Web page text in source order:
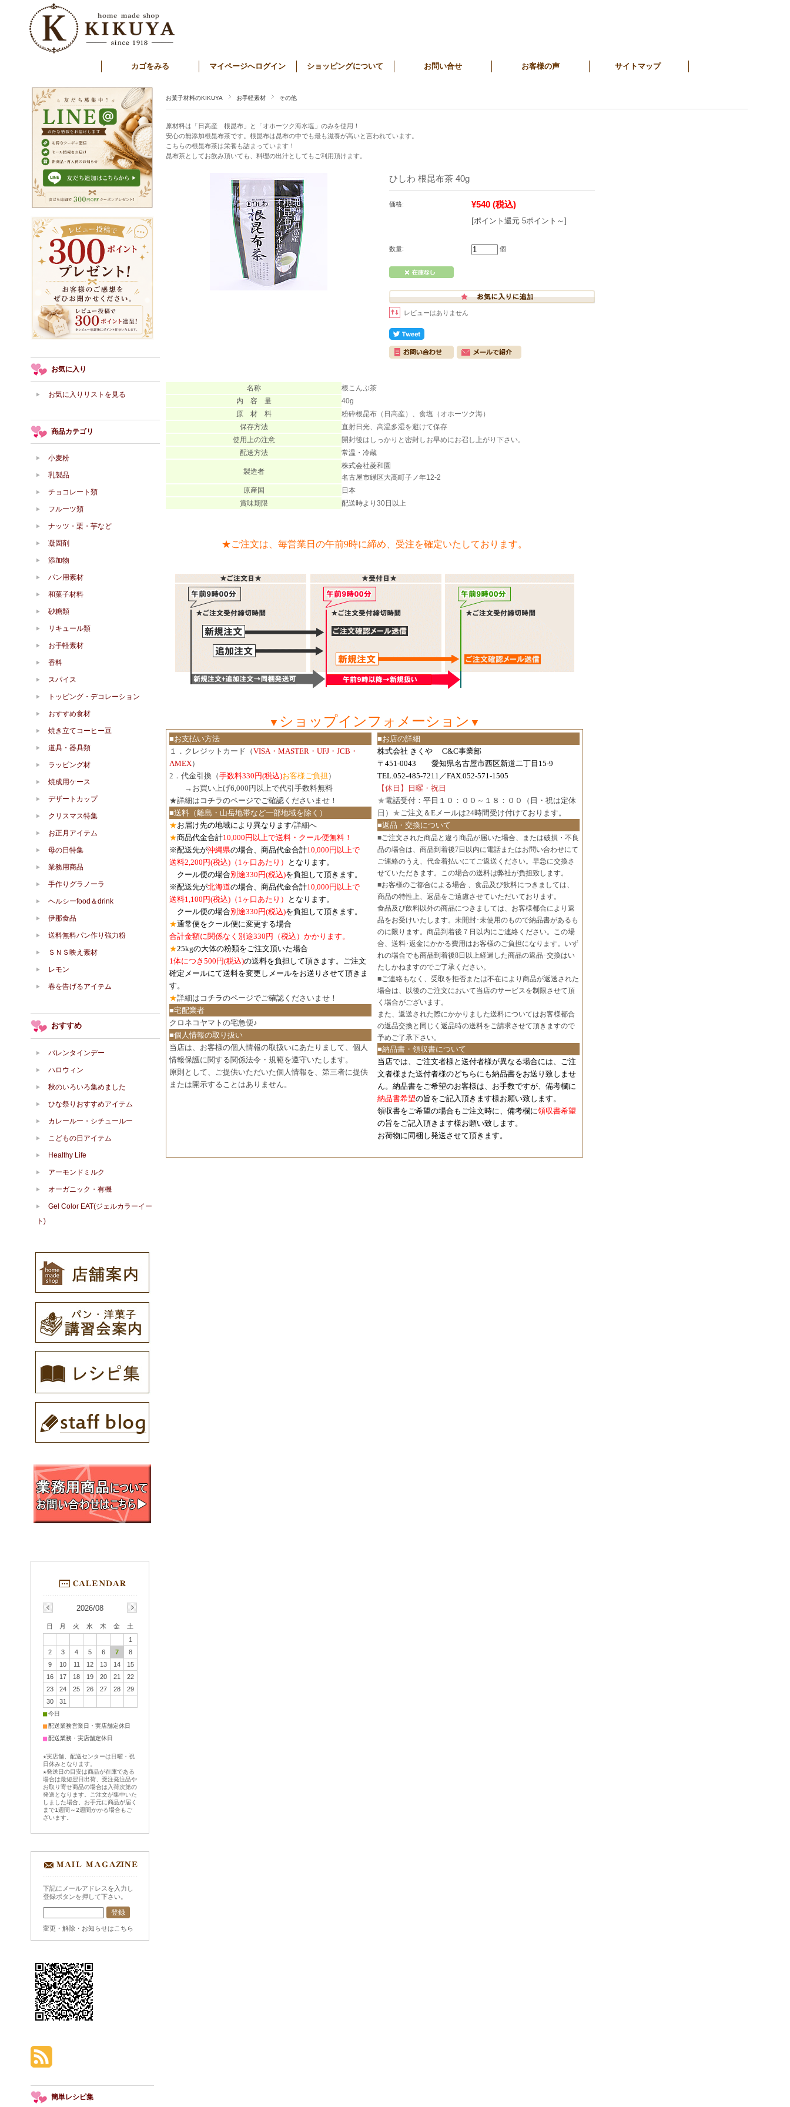
カゴをみる マイページへログイン ショッピングについて お問い合せ お客様の声 サイトマップ
お菓子材料のKIKUYA お手軽素材 その他
原材料は「日高産 根昆布」と「オホーツク海水塩」のみを使用！
安心の無添加根昆布茶です。根昆布は昆布の中でも最も滋養が高いと言われています。
こちらの根昆布茶は栄養も詰まっています！
昆布茶としてお飲み頂いても、料理の出汁としてもご利用頂けます。
ひしわ 根昆布茶 40g
価格: ¥540 (税込)
[ポイント還元 5ポイント～]
数量: 個
レビューはありません
名称
根こんぶ茶
内 容 量
40g
原 材 料
粉砕根昆布（日高産）、食塩（オホーツク海）
保存方法
直射日光、高温多湿を避けて保存
使用上の注意
開封後はしっかりと密封しお早めにお召し上がり下さい。
配送方法
常温・冷蔵
製造者
株式会社菱和園
名古屋市緑区大高町子ノ年12-2
原産国
日本
賞味期限
配送時より30日以上
★ご注文は、毎営業日の午前9時に締め、受注を確定いたしております。
▼ ショップインフォメーション ▼
■お支払い方法
１．クレジットカード（VISA・MASTER・UFJ・JCB・
AMEX）
2．代金引換（手数料330円(税込)お客様ご負担 ）
→お買い上げ6,000円以上で代引手数料無料
★詳細は コチラのページでご確認 くださいませ！
■送料（離島・山岳地帯など一部地域を除く）
★お届け先の地域により異なります/詳細へ
★商品代金合計10,000円以上で送料・クール便無料！
※配送先が沖縄県の場合、商品代金合計10,000円以上で
送料2,200円(税込)（1ヶ口あたり）
となります。
クール便の場合別途330円(税込)を負担して頂きます。
※配送先が北海道の場合、商品代金合計10,000円以上で
送料1,100円(税込) （1ヶ口あたり）
となります。
クール便の場合別途330円(税込)を負担して頂きます。
★通常便をクール便に変更する場合
合計金額に関係なく別途330円（税込）かかります。
★25kgの大体の粉類をご注文頂いた場合
1体につき500円(税込)の送料を負担して頂きます。ご注文
確定メールにて送料を変更しメールをお送りさせて頂きま
す。
★詳細は コチラのページでご確認 くださいませ！
■宅配業者
クロネコヤマトの宅急便♪
■個人情報の取り扱い
当店は、お客様の個人情報の取扱いにあたりまして、個人
情報保護に関する関係法令・規範を遵守いたします。
原則として、ご提供いただいた個人情報を、第三者に提供
または開示することはありません。
■お店の詳細
株式会社 きくや C&C事業部
〒451-0043 愛知県名古屋市西区新道二丁目15-9
TEL.052-485-7211／FAX.052-571-1505
【休日】日曜・祝日
★電話受付：平日１０：００～１８：００（日・祝は定休
日） ★ ご注文＆Eメールは24時間受け付けております。
■返品・交換について
■ ご注文された商品と違う商品が届いた場合、または破損・不良
品の場合は、商品到着後7日以内に電話またはお問い合わせにて
ご連絡のうえ、代金着払いにてご返送ください。早急に交換さ
せていただきます。この場合の送料は弊社が負担致します。
■お客様のご都合による場合 、食品及び飲料につきましては、
商品の特性上、返品をご遠慮させていただいております。
食品及び飲料以外の商品につきましては、お客様都合により返
品をお受けいたします。未開封･未使用のもので納品書があるも
のに限ります。商品到着後７日以内にご連絡ください。この場
合、送料･返金にかかる費用はお客様のご負担になります。いず
れの場合でも商品到着後8日以上経過した商品の返品･交換はい
たしかねますのでご了承ください。
■ ご連絡もなく、受取を拒否または不在により商品が返送された
場合は、以後のご注文において当店のサービスを制限させて頂
く場合がございます。
また、返送された際にかかりました送料についてはお客様都合
の返品交換と同じく返品時の送料をご請求させて頂きますので
予めご了承下さい。
■納品書・領収書について
当店では、ご注文者様と送付者様が異なる場合には、
ご注
文者様また送付者様のどちらにも納品書をお送り致しませ
ん。納品書をご希望のお客様は、お手数ですが、備考欄に
納品書希望の旨をご記入頂きます様お願い致します。
領収書をご希望の場合もご注文時に、備考欄に領収書希望
の旨をご記入頂きます様お願い致します。
お荷物に同梱し発送させて頂きます。
お気に入り
お気に入りリストを見る
商品カテゴリ
小麦粉
乳製品
チョコレート類
フルーツ類
ナッツ・栗・芋など
凝固剤
添加物
パン用素材
和菓子材料
砂糖類
リキュール類
お手軽素材
香料
スパイス
トッピング・デコレーション
おすすめ食材
焼き立てコーヒー豆
道具・器具類
ラッピング材
焼成用ケース
デザートカップ
クリスマス特集
お正月アイテム
母の日特集
業務用商品
手作りグラノーラ
ヘルシーfood＆drink
伊那食品
送料無料パン作り強力粉
ＳＮＳ映え素材
レモン
春を告げるアイテム
おすすめ
バレンタインデー
ハロウィン
秋のいろいろ集めました
ひな祭りおすすめアイテム
カレールー・シチュールー
こどもの日アイテム
Healthy Life
アーモンドミルク
オーガニック・有機
Gel Color EAT(ジェルカラーイー
ト)
2026/08
日 月 火 水 木 金
土
1
2
3 4 5 6 7
8
9
10 11 12 13 14
15
16
17 18 19 20 21
22
23
24 25 26 27 28
29
30
31
■今日
■配送業務営業日・実店舗定休日
■配送業務・実店舗定休日
★実店舗、配送センターは日曜・祝
日休みとなります。
★発送日の目安は商品が在庫である
場合は最短翌日出荷、受注発注品や
お取り寄せ商品の場合は入荷次第の
発送となります。ご注文が集中いた
しました場合、お手元に商品が届く
まで1週間～2週間かかる場合もご
ざいます。
下記にメールアドレスを入力し
登録ボタンを押して下さい。
変更・解除・お知らせはこちら
簡単レシピ集